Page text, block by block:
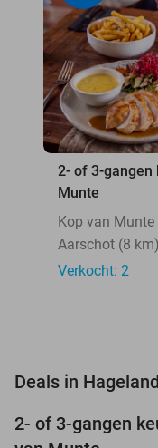
2- of 3-gangen
Munte
Kop van Munte
Aarschot (8 km)
Verkocht: 2
Deals in Hageland
2- of 3-gangen